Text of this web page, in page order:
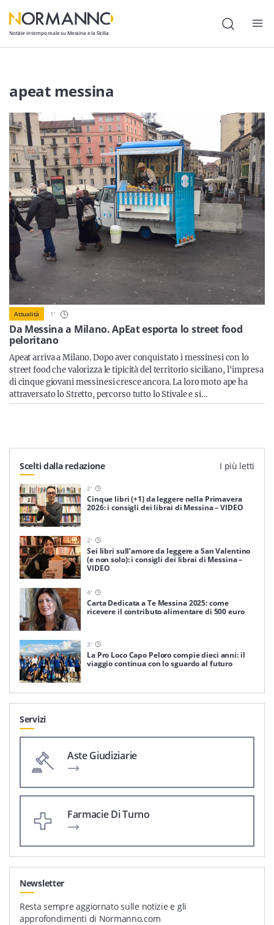
Notizie in tempo reale su Messina e la Sicilia
Politica
Cultura
Lavoro
Società
Economia
Sport
Sicilia
Servizi
apeat messina
Da Messina a Milano. ApEat esporta lo street food
peloritano
Attualità 1'
Apeat arriva a Milano. Dopo aver conquistato i messinesi con lo
street food che valorizza le tipicità del territorio siciliano, l'impresa
di cinque giovani messinesi cresce ancora. La loro moto ape ha
attraversato lo Stretto, percorso tutto lo Stivale e si…
Scelti dalla redazione I più letti
2'
Cinque libri (+1) da leggere nella Primavera
2026: i consigli dei librai di Messina – VIDEO
2'
Sei libri sull’amore da leggere a San Valentino
(e non solo): i consigli dei librai di Messina –
VIDEO
4'
Carta Dedicata a Te Messina 2025: come
ricevere il contributo alimentare di 500 euro
3'
La Pro Loco Capo Peloro compie dieci anni: il
viaggio continua con lo sguardo al futuro
Servizi
Aste Giudiziarie
Farmacie Di Turno
Newsletter
Resta sempre aggiornato sulle notizie e gli
approfondimenti di Normanno.com